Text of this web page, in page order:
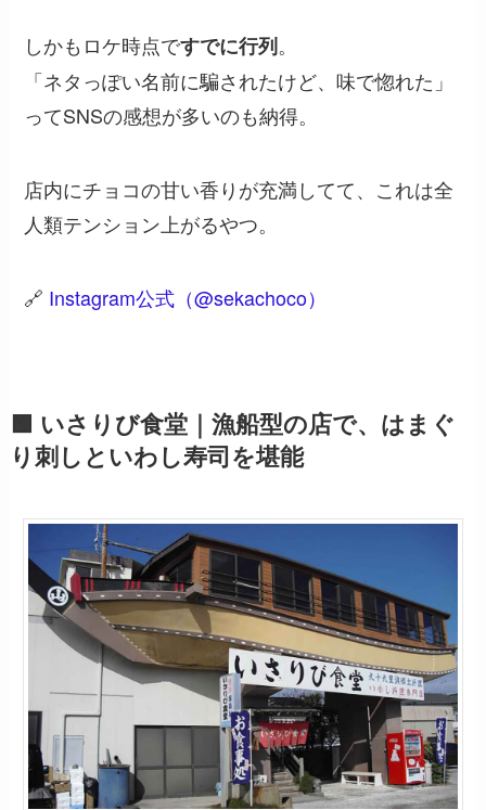
しかもロケ時点ですでに行列。
「ネタっぽい名前に騙されたけど、味で惚れた」
ってSNSの感想が多いのも納得。
店内にチョコの甘い香りが充満してて、これは全
人類テンション上がるやつ。
🔗 Instagram公式（@sekachoco）
🟩 いさりび食堂｜漁船型の店で、はまぐ
り刺しといわし寿司を堪能